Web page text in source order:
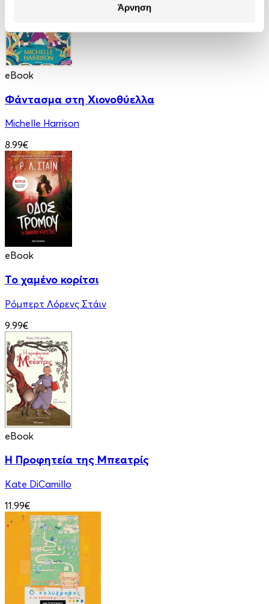
Άρνηση
eBook
Φάντασμα στη Χιονοθύελλα
Michelle Harrison
8.99€
eBook
Το χαμένο κορίτσι
Ρόμπερτ Λόρενς Στάιν
9.99€
eBook
Η Προφητεία της Μπεατρίς
Kate DiCamillo
11.99€